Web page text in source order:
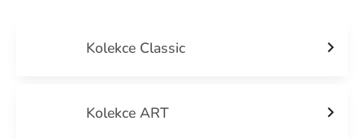
Kolekce Classic
Kolekce ART